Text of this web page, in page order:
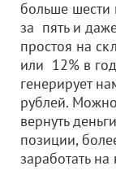
больше шести
за пять и
простоя на
или 12% в
генерирует
рублей.
вернуть
позиции,
заработать на